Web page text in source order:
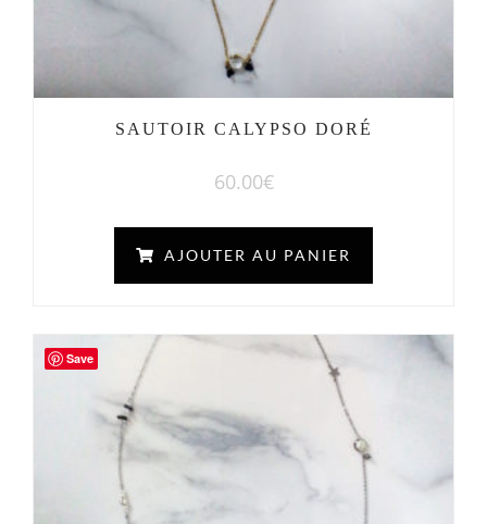
SAUTOIR CALYPSO DORÉ
60.00€
AJOUTER AU PANIER
Save